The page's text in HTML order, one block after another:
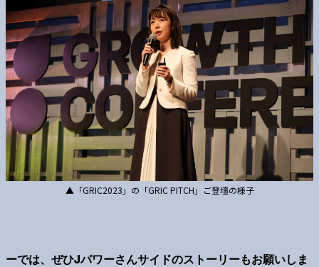
▲「GRIC2023」の「GRIC PITCH」ご登壇の様子
ーでは、ぜひJパワーさんサイドのストーリーもお願いしま